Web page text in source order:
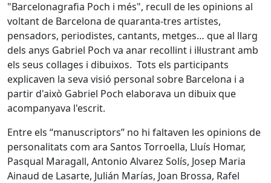
"Barcelonagrafia Poch i més", recull de les opinions al
voltant de Barcelona de quaranta-tres artistes,
pensadors, periodistes, cantants, metges… que al llarg
dels anys Gabriel Poch va anar recollint i il·lustrant amb
els seus collages i dibuixos. Tots els participants
explicaven la seva visió personal sobre Barcelona i a
partir d'això Gabriel Poch elaborava un dibuix que
acompanyava l'escrit.
Entre els “manuscriptors” no hi faltaven les opinions de
personalitats com ara Santos Torroella, Lluís Homar,
Pasqual Maragall, Antonio Alvarez Solís, Josep Maria
Ainaud de Lasarte, Julián Marías, Joan Brossa, Rafel